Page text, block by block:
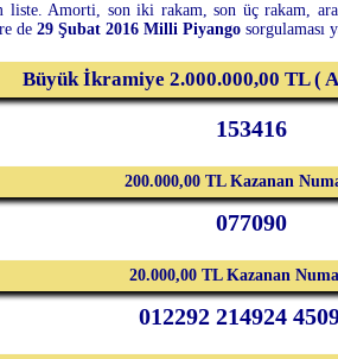
liste. Amorti, son iki rakam, son üç rakam,
de 29 Şubat 2016 Milli Piyango sorgulaması
Büyük İkramiye 2.000.000,00 TL (
153416
200.000,00 TL Kazanan
077090
20.000,00 TL Kazanan
012292 214924